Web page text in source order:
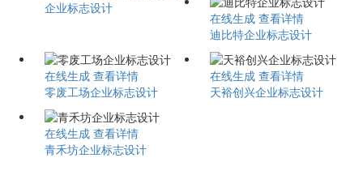
企业标志设计
在线生成 查看详情
迪比特企业标志设计
在线生成 查看详情
零废工场企业标志设计
在线生成 查看详情
天裕创兴企业标志设计
在线生成 查看详情
青禾坊企业标志设计